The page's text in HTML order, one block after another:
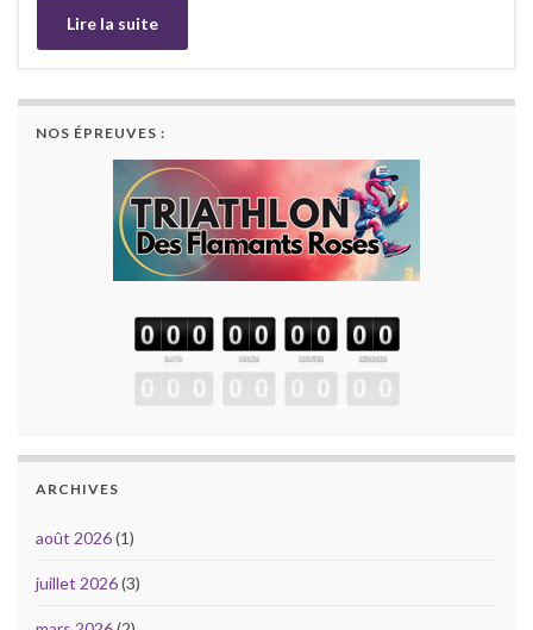
Lire la suite
NOS ÉPREUVES :
ARCHIVES
août 2026(1)
juillet 2026(3)